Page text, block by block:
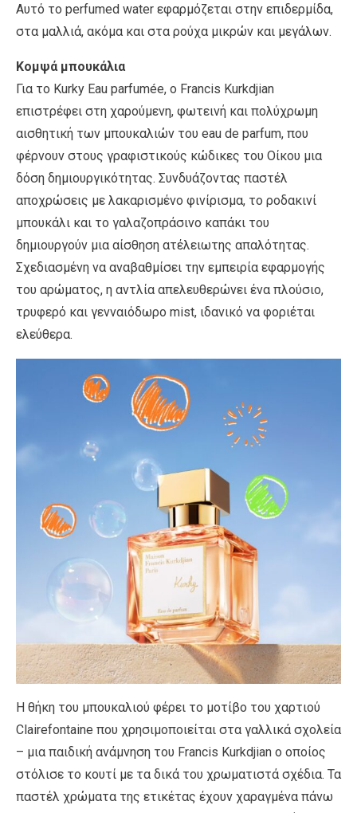
Αυτό το perfumed water εφαρμόζεται στην επιδερμίδα,
στα μαλλιά, ακόμα και στα ρούχα μικρών και μεγάλων.
Κομψά μπουκάλια
Για το Kurky Eau parfumée, ο Francis Kurkdjian
επιστρέφει στη χαρούμενη, φωτεινή και πολύχρωμη
αισθητική των μπουκαλιών του eau de parfum, που
φέρνουν στους γραφιστικούς κώδικες του Οίκου μια
δόση δημιουργικότητας. Συνδυάζοντας παστέλ
αποχρώσεις με λακαρισμένο φινίρισμα, το ροδακινί
μπουκάλι και το γαλαζοπράσινο καπάκι του
δημιουργούν μια αίσθηση ατέλειωτης απαλότητας.
Σχεδιασμένη να αναβαθμίσει την εμπειρία εφαρμογής
του αρώματος, η αντλία απελευθερώνει ένα πλούσιο,
τρυφερό και γενναιόδωρο mist, ιδανικό να φοριέται
ελεύθερα.
Η θήκη του μπουκαλιού φέρει το μοτίβο του χαρτιού
Clairefontaine που χρησιμοποιείται στα γαλλικά σχολεία
– μια παιδική ανάμνηση του Francis Kurkdjian ο οποίος
στόλισε το κουτί με τα δικά του χρωματιστά σχέδια. Τα
παστέλ χρώματα της ετικέτας έχουν χαραγμένα πάνω